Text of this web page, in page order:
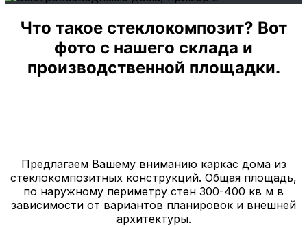
Что такое стеклокомпозит? Вот
фото с нашего склада и
производственной площадки.
Предлагаем Вашему вниманию каркас дома из
стеклокомпозитных конструкций. Общая площадь,
по наружному периметру стен 300-400 кв м в
зависимости от вариантов планировок и внешней
архитектуры.